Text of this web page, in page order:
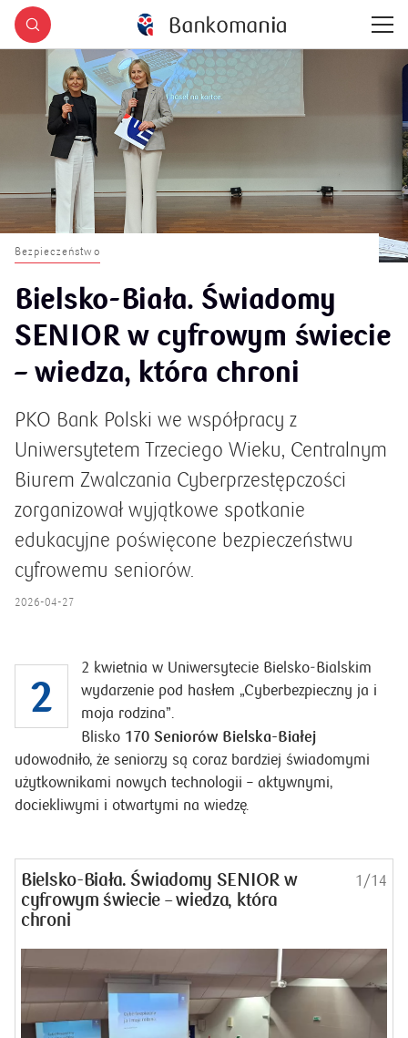
Bezpieczeństwo
Bielsko-Biała. Świadomy
SENIOR w cyfrowym świecie
– wiedza, która chroni
PKO Bank Polski we współpracy z
Uniwersytetem Trzeciego Wieku, Centralnym
Biurem Zwalczania Cyberprzestępczości
zorganizował wyjątkowe spotkanie
edukacyjne poświęcone bezpieczeństwu
cyfrowemu seniorów.
2026-04-27
2
2 kwietnia w Uniwersytecie Bielsko‑Bialskim
wydarzenie pod hasłem „Cyberbezpieczny ja i
moja rodzina”.
Blisko 170 Seniorów Bielska-Białej
udowodniło, że seniorzy są coraz bardziej świadomymi
użytkownikami nowych technologii – aktywnymi,
dociekliwymi i otwartymi na wiedzę.
Bielsko-Biała. Świadomy SENIOR w
cyfrowym świecie – wiedza, która
chroni
1/14